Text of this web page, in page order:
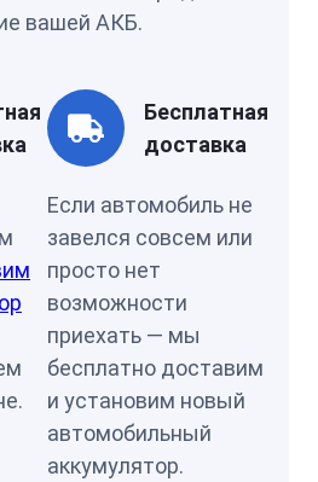
вашей АКБ.
Бесплатная
доставка
Если автомобиль не
завелся совсем или
просто нет
возможности
приехать — мы
бесплатно доставим
и установим новый
автомобильный
аккумулятор.